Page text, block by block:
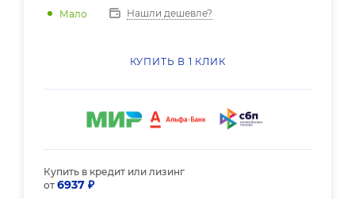
Мало Нашли дешевле?
КУПИТЬ В 1 КЛИК
Купить в кредит или лизинг
от 6937 ₽